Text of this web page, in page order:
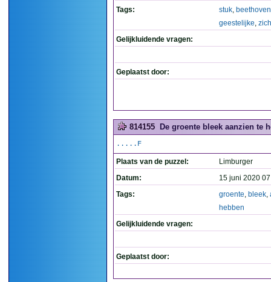
Tags:
stuk, beethoven
geestelijke,
Gelijkluidende vragen:
Geplaatst door:
814155 De groente bleek aanzien te
.....F
Plaats van de puzzel:
Limburger
Datum:
15 juni 2020
Tags:
groente, bleek,
hebben
Gelijkluidende vragen:
Geplaatst door: